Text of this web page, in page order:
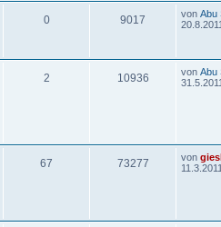
0 9017 von Abu
2 10936 von Abu
67 73277 von